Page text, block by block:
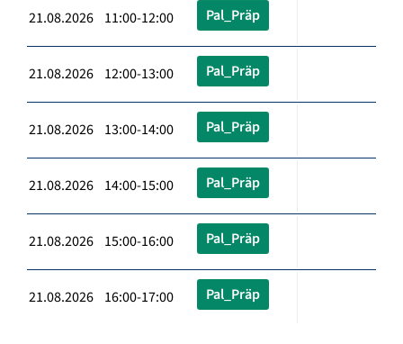
21.08.2026 11:00-12:00 Pal_Präp
21.08.2026 12:00-13:00 Pal_Präp
21.08.2026 13:00-14:00 Pal_Präp
21.08.2026 14:00-15:00 Pal_Präp
21.08.2026 15:00-16:00 Pal_Präp
21.08.2026 16:00-17:00 Pal_Präp